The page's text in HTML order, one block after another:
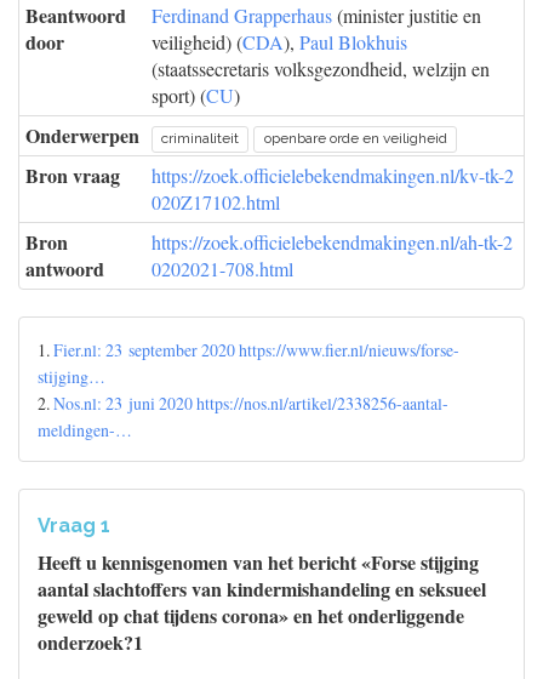
Beantwoord
door
Ferdinand Grapperhaus(minister justitie en
veiligheid) (CDA), Paul Blokhuis
(staatssecretaris volksgezondheid, welzijn en
sport) (CU)
Onderwerpen criminaliteit openbare orde en veiligheid
Bron vraag
https://zoek.officielebekendmakingen.nl/kv-tk-2
020Z17102.html
Bron
antwoord
https://zoek.officielebekendmakingen.nl/ah-tk-2
0202021-708.html
1.Fier.nl: 23 september 2020 https://www.fier.nl/nieuws/forse-
stijging…
2.Nos.nl: 23 juni 2020 https://nos.nl/artikel/2338256-aantal-
meldingen-…
Vraag 1
Heeft u kennisgenomen van het bericht «Forse stijging
aantal slachtoffers van kindermishandeling en seksueel
geweld op chat tijdens corona» en het onderliggende
onderzoek?1